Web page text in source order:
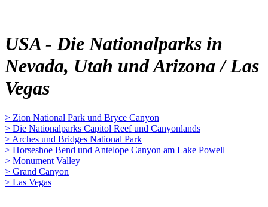
USA - Die Nationalparks in
Nevada, Utah und Arizona / Las
Vegas
> Zion National Park und Bryce Canyon
> Die Nationalparks Capitol Reef und Canyonlands
> Arches und Bridges National Park
> Horseshoe Bend und Antelope Canyon am Lake Powell
> Monument Valley
> Grand Canyon
> Las Vegas